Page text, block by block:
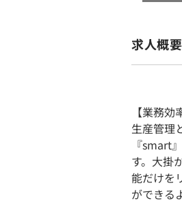
求人概要
【業務
生産管理
『smart
す。大掛
能だけを
ができる